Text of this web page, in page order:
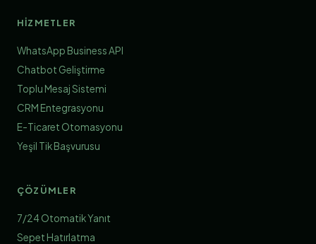
HIZMETLER
WhatsApp Business API
Chatbot Geliştirme
Toplu Mesaj Sistemi
CRM Entegrasyonu
E-Ticaret Otomasyonu
Yeşil Tik Başvurusu
ÇÖZÜMLER
7/24 Otomatik Yanıt
Sepet Hatırlatma